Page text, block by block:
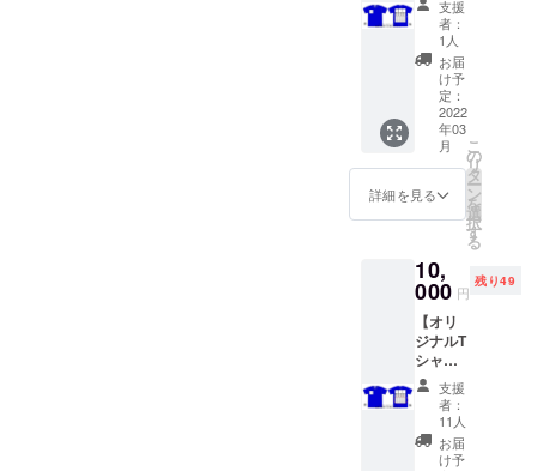
会計よ
10％OF
Fチケッ
トとし
て 使用
期限内
なら何
度でも
ご利用
※OPEN
日は別
途メー
ルにて
告知い
たしま
す。
け！】
胸にお
店のロ
ゴ。 背
中には
協賛い
ただい
た支援
者様の
お名
前、ロ
ゴなど
ます。
ロック
フェス
のTシャ
ツをイ
メージ
してく
ださ
い！ サ
イズは
M、L、
支援
者：
1人
お届
け予
定：
2022
年03
月
詳細を見る
こ
の
リ
タ
ー
ン
を
選
択
す
る
10,
000 円
残り49
【オリ
ジナルT
シャツ
バック
プリン
トへの
名入れ
（中）
支援
者：
11人
お届
け予